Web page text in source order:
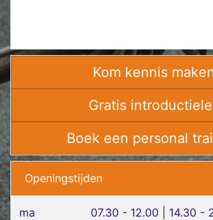
Kom kennis
Gratis
Boek een personal
Openingstijden
ma 07.30 - 12.00 | 14.30 -